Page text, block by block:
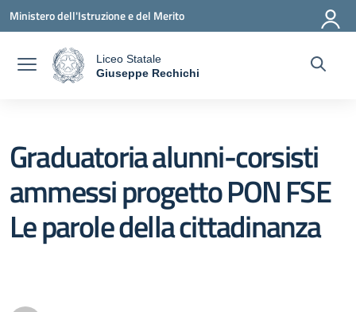
Vai ai contenuti
Vai al menu di navigazione
Vai al footer
Ministero dell'Istruzione e del Merito
Liceo Statale
Giuseppe Rechichi
Graduatoria alunni-corsisti
ammessi progetto PON FSE
Le parole della cittadinanza